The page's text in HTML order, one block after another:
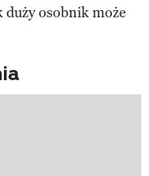
duży osobnik może